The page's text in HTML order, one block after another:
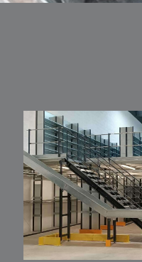
Mezzanines et
neuves ou
plateforme
économique
metres carrés de
hauteur de vos